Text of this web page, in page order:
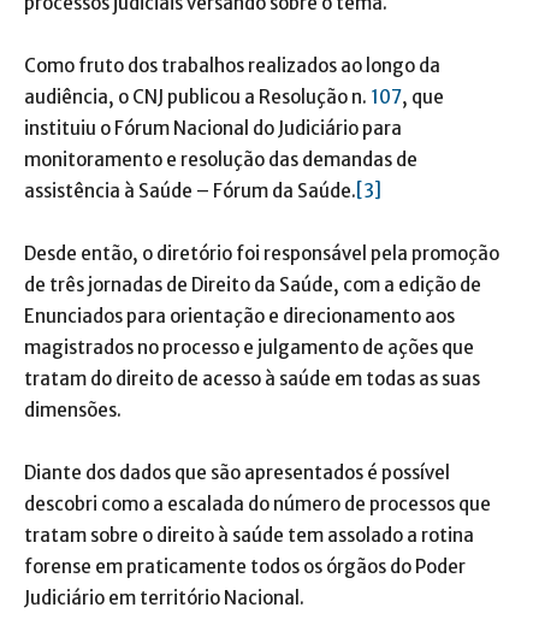
Como fruto dos trabalhos realizados ao longo da
audiência, o CNJ publicou a Resolução n. 107, que
instituiu o Fórum Nacional do Judiciário para
monitoramento e resolução das demandas de
assistência à Saúde – Fórum da Saúde. [3]
Desde então, o diretório foi responsável pela promoção
de três jornadas de Direito da Saúde, com a edição de
Enunciados para orientação e direcionamento aos
magistrados no processo e julgamento de ações que
tratam do direito de acesso à saúde em todas as suas
dimensões.
Diante dos dados que são apresentados é possível
descobri como a escalada do número de processos que
tratam sobre o direito à saúde tem assolado a rotina
forense em praticamente todos os órgãos do Poder
Judiciário em território Nacional.